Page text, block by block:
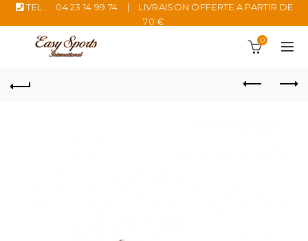
TEL : 04 23 14 99 74 |
LIVRAISON OFFERTE A PARTIR DE
70 €
0